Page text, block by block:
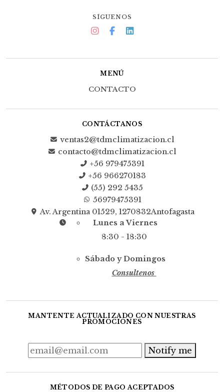
SÍGUENOS
MENÚ
CONTACTO
CONTÁCTANOS
ventas2@tdmclimatizacion.cl
contacto@tdmclimatizacion.cl
+56 979475391
+56 966270183
(55) 292 5435
56979475391
Av. Argentina 01529, 1270832Antofagasta
Lunes a Viernes
8:30 - 18:30
Sábado y Domingos
Consultenos
MANTENTE ACTUALIZADO CON NUESTRAS
PROMOCIONES
Notify me
MÉTODOS DE PAGO ACEPTADOS